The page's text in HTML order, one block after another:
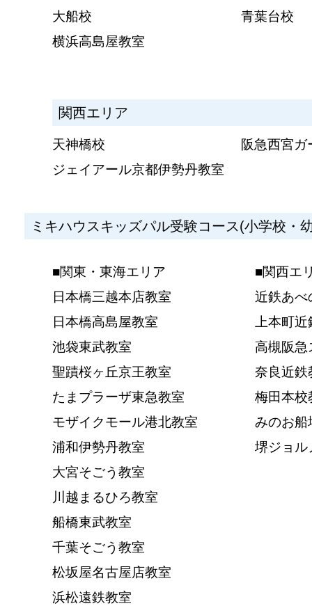
大船校
青葉台校
横浜高島屋教室
関西エリア
天神橋校
阪急西宮ガ
ジェイアール京都伊勢丹教室
ミキハウスキッズパル受験コース(小学校・
■関東・東海エリア
日本橋三越本店教室
日本橋高島屋教室
池袋東武教室
聖蹟桜ヶ丘京王教室
たまプラーザ東急教室
モザイクモール港北教室
浦和伊勢丹教室
大宮そごう教室
川越まるひろ教室
船橋東武教室
千葉そごう教室
松坂屋名古屋店教室
浜松遠鉄教室
■関西エ
近鉄あべ
上本町
高槻阪急
奈良近鉄
梅田本校
みのお船
堺ジョル